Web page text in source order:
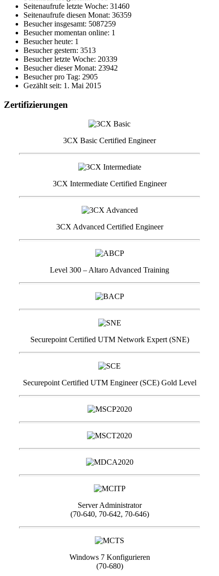
Seitenaufrufe letzte Woche: 31460
Seitenaufrufe diesen Monat: 36359
Besucher insgesamt: 5087259
Besucher momentan online: 1
Besucher heute: 1
Besucher gestern: 3513
Besucher letzte Woche: 20339
Besucher dieser Monat: 23942
Besucher pro Tag: 2905
Gezählt seit: 1. Mai 2015
Zertifizierungen
3CX Basic Certified Engineer
3CX Intermediate Certified Engineer
3CX Advanced Certified Engineer
Level 300 – Altaro Advanced Training
Securepoint Certified UTM Network Expert (SNE)
Securepoint Certified UTM Engineer (SCE) Gold Level
Server Administrator
(70-640, 70-642, 70-646)
Windows 7 Konfigurieren
(70-680)